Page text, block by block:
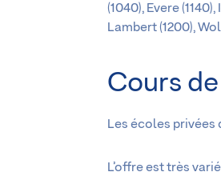
(1040), Evere
Lambert (1200),
Cours
Les écoles
L’offre est très